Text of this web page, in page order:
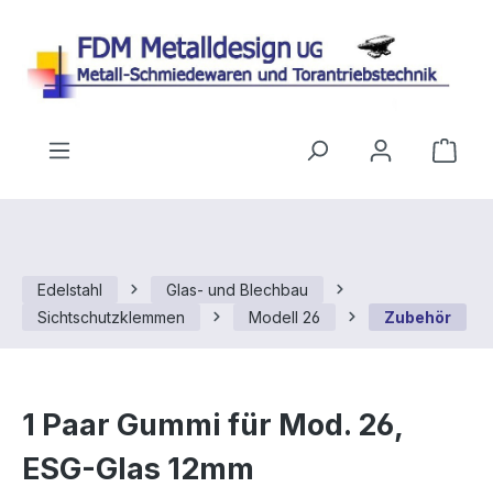
Edelstahl
Glas- und Blechbau
Sichtschutzklemmen
Modell 26 Zubehör
1 Paar Gummi für Mod. 26,
ESG-Glas 12mm